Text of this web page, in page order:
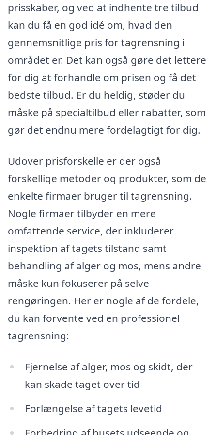
prisskaber, og ved at indhente tre tilbud
kan du få en god idé om, hvad den
gennemsnitlige pris for tagrensning i
området er. Det kan også gøre det lettere
for dig at forhandle om prisen og få det
bedste tilbud. Er du heldig, støder du
måske på specialtilbud eller rabatter, som
gør det endnu mere fordelagtigt for dig.
Udover prisforskelle er der også
forskellige metoder og produkter, som de
enkelte firmaer bruger til tagrensning.
Nogle firmaer tilbyder en mere
omfattende service, der inkluderer
inspektion af tagets tilstand samt
behandling af alger og mos, mens andre
måske kun fokuserer på selve
rengøringen. Her er nogle af de fordele,
du kan forvente ved en professionel
tagrensning:
Fjernelse af alger, mos og skidt, der
kan skade taget over tid
Forlængelse af tagets levetid